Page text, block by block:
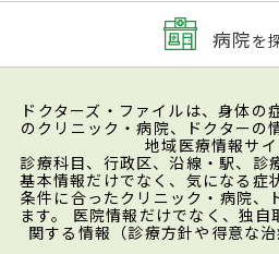
病院を
ドクターズ・ファイルは、身体の
のクリニック・病院、ドクターの
地域医療情報サイ
診療科目、行政区、沿線・駅、診
基本情報だけでなく、気になる症
条件に合ったクリニック・病院、
ます。 医院情報だけでなく、独
関する情報（診療方針や得意な